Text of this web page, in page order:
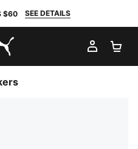
$60 SEE DETAILS
MI